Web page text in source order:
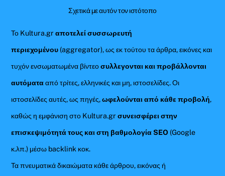
Σχετικά με αυτόν τον ιστότοπο
Το Kultura.grαποτελεί συσσωρευτή
περιεχομένου (aggregator), ως εκ τούτου τα άρθρα, εικόνες και
τυχόν ενσωματωμένα βίντεοσυλλεγονται και προβάλλονται
αυτόματααπό τρίτες, ελληνικές και μη, ιστοσελίδες. Οι
ιστοσελίδες αυτές, ως πηγές,ωφελούνται από κάθε προβολή,
καθώς η εμφάνιση στο Kultura.gr συνεισφέρει στην
επισκεψιμότητά τους και στη βαθμολογία SEO (Google
κ.λπ.) μέσω backlink κοκ.
Τα πνευματικά δικαιώματα κάθε άρθρου, εικόνας ή